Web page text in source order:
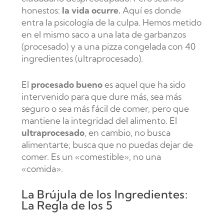
honestos: la vida ocurre. Aquí es donde
entra la psicología de la culpa. Hemos metido
en el mismo saco a una lata de garbanzos
(procesado) y a una pizza congelada con 40
ingredientes (ultraprocesado).
El procesado buenoes aquel que ha sido
intervenido para que dure más, sea más
seguro o sea más fácil de comer, pero que
mantiene la integridad del alimento. El
ultraprocesado, en cambio, no busca
alimentarte; busca que no puedas dejar de
comer. Es un «comestible», no una
«comida».
La Brújula de los Ingredientes:
La Regla de los 5